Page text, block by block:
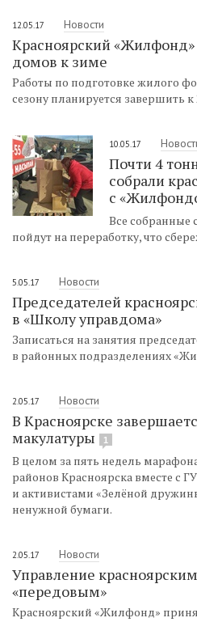
12.05.17 Новости
Красноярский «Жилфонд»
домов к зиме
Работы по подготовке жилого
сезону планируется завершить к
10.05.17
Почти 4
собрали
с
Все собранные
пойдут на переработку, что
5.05.17 Новости
Председателей
в «Школу управдома»
Записаться на занятия
в районных подразделениях
2.05.17 Новости
В Красноярске
макулатуры
1
В целом за пять недель
районов Красноярска вместе с
и активистами «Зелёной
ненужной бумаги.
2.05.17 Новости
Управление
«передовым»
Красноярский «Жилфонд»